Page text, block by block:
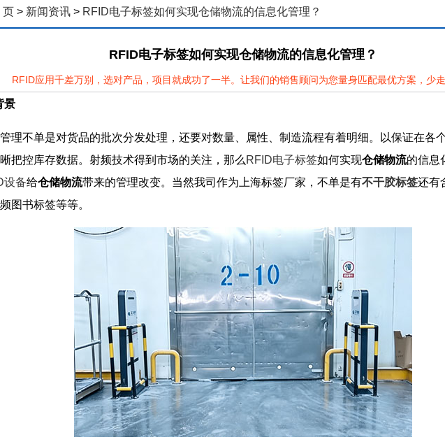
页 > 新闻资讯 > RFID电子标签如何实现仓储物流的信息化管理？
RFID电子标签如何实现仓储物流的信息化管理？
RFID应用千差万别，选对产品，项目就成功了一半。让我们的销售顾问为您量身匹配最优方案，少走
景
理不单是对货品的批次分发处理，还要对数量、属性、制造流程有着明细。以保证在各
把控库存数据。射频技术得到市场的关注，那么 RFID电子标签如何实现仓储物流的信息
设备给仓储物流带来的管理改变。当然我司作为上海标签厂家，不单是有不干胶标签还有
频图书标签等等。